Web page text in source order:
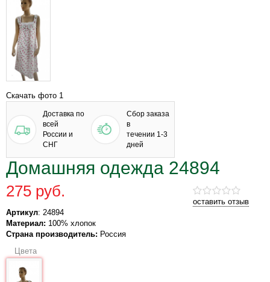
Скачать фото 1
Доставка по
всей
России и
СНГ
Сбор заказа
в
течении 1-3
дней
Домашняя одежда 24894
оставить отзыв
275 руб.
Артикул: 24894
Материал: 100% хлопок
Страна производитель: Россия
Цвета